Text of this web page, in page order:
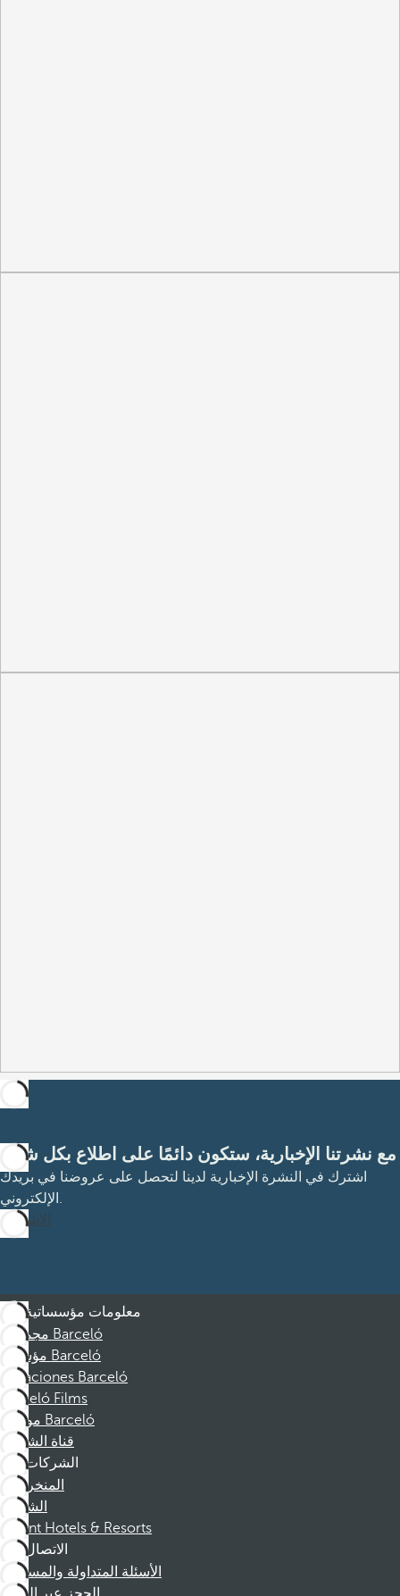
مع نشرتنا الإخبارية، ستكون دائمًا على اطلاع بكل شيء
اشترك في النشرة الإخبارية لدينا لتحصل على عروضنا في بريدك
الإلكتروني.
الاشتراك
معلومات مؤسساتية
مجموعة Barceló
مؤسسة Barceló
Vacaciones Barceló
Barceló Films
موظفو Barceló
قناة الشكوى
الشركات
المنخرطين
الشركاء
Dorint Hotels & Resorts
الاتصال
الأسئلة المتداولة والمساعدة